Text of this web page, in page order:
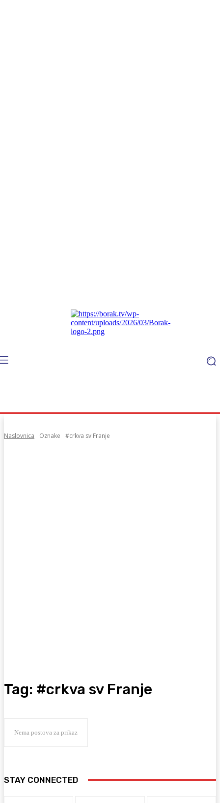
Naslovnica Oznake #crkva sv Franje
Tag: #crkva sv Franje
Nema postova za prikaz
STAY CONNECTED